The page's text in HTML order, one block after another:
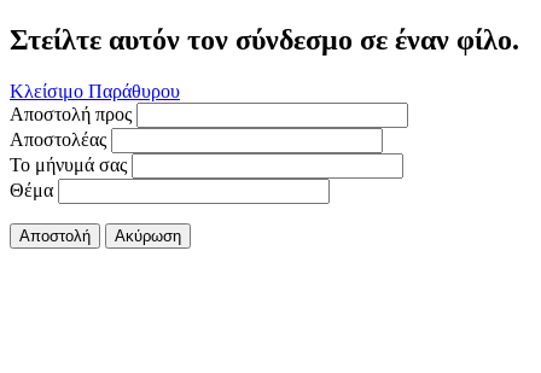
Στείλτε αυτόν τον σύνδεσμο σε έναν φίλο.
Κλείσιμο Παράθυρου
Αποστολή προς
Αποστολέας
Το μήνυμά σας
Θέμα
Αποστολή Ακύρωση